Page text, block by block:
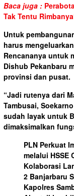
Baca juga :
Tak Tentu
Untuk
harus
Rencananya untuk
Dishub Pekanbaru
provinsi dan pusat.
“Jadi rutenya dari
Tambusai,
sudah layak untuk
dimaksimalkan
PLN Perkuat
melalui HSSE
Kolaborasi
2 Banjarbaru
Kapolres